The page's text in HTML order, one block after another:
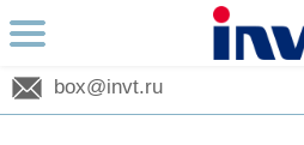
box@invt.ru